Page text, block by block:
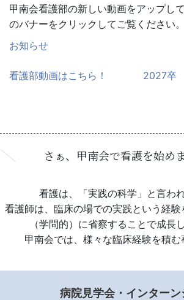
甲南会看護部の新しい動画をアップし
のバナーをクリックしてご覧ください。
お知らせ
ー
看護部動画はこちら！
2027卒
さぁ、甲南会で看護を始め
看護は、「実践の科学」と言わ
看護師は、臨床の場での実践という経
（学問的）に省察することで成長
甲南会では、様々な臨床経験を積む
病院見学会・インターン